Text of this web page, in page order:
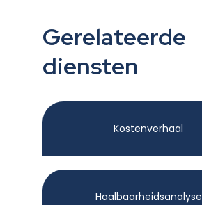
Gerelateerde
diensten
Kostenverhaal
Haalbaarheidsanalyse